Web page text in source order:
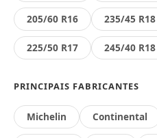
205/60 R16 235/45 R18
225/50 R17 245/40 R18
PRINCIPAIS FABRICANTES
Michelin Continental